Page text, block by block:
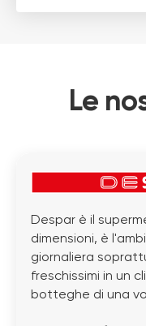
Le
Despar è il
dimensioni, è
giornaliera
freschissimi in un
botteghe di una